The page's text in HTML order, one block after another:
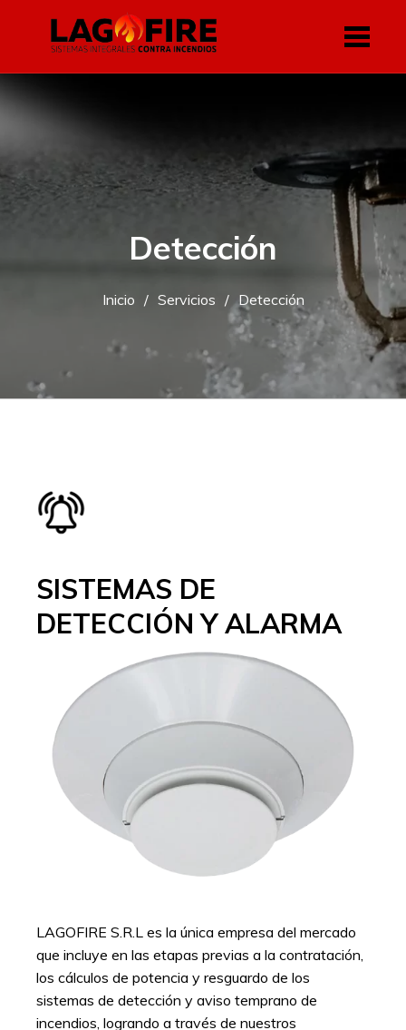
Detección
Inicio Servicios Detección
SISTEMAS DE
DETECCIÓN Y ALARMA
LAGOFIRE S.R.L es la única empresa del mercado
que incluye en las etapas previas a la contratación,
los cálculos de potencia y resguardo de los
sistemas de detección y aviso temprano de
incendios, logrando a través de nuestros